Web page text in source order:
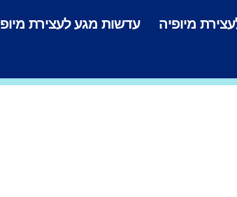
מיופיה
עדשות מגע לעצירת